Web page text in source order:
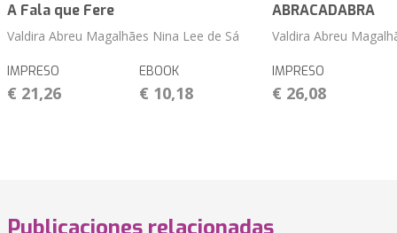
A Fala que Fere
Valdira Abreu Magalhães Nina Lee de Sá
IMPRESO
€ 21,26
EBOOK
€ 10,18
ABRACADABRA
Valdira Abreu
IMPRESO
€ 26,08